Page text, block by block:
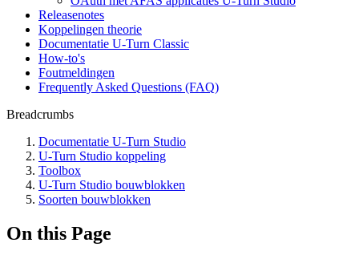
Releasenotes
Koppelingen theorie
Documentatie U-Turn Classic
How-to's
Foutmeldingen
Frequently Asked Questions (FAQ)
Breadcrumbs
Documentatie U-Turn Studio
U-Turn Studio koppeling
Toolbox
U-Turn Studio bouwblokken
Soorten bouwblokken
On this Page